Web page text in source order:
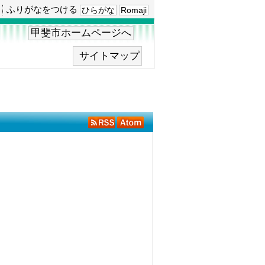
ふりがなをつける ひらがな Romaji
甲斐市ホームページへ
サイトマップ
RSS
Atom